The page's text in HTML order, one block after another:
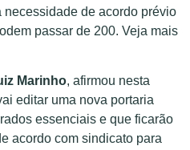
de acordo prévio
passar de 200. Veja mais
Marinho, afirmou nesta
editar uma nova portaria
essenciais e que ficarão
acordo com sindicato para